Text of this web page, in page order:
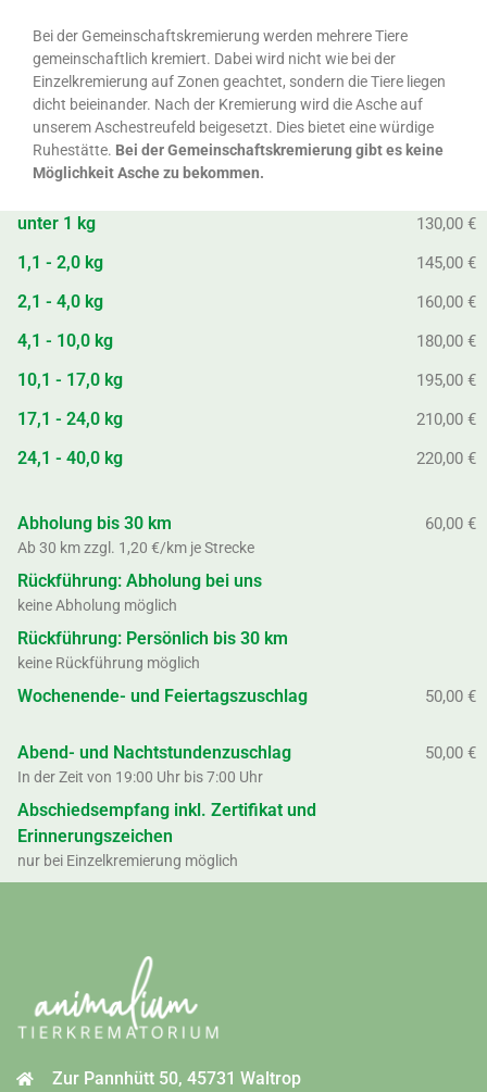
Bei der Gemeinschaftskremierung werden mehrere Tiere
gemeinschaftlich kremiert. Dabei wird nicht wie bei der
Einzelkremierung auf Zonen geachtet, sondern die Tiere liegen
dicht beieinander. Nach der Kremierung wird die Asche auf
unserem Aschestreufeld beigesetzt. Dies bietet eine würdige
Ruhestätte. Bei der Gemeinschaftskremierung gibt es keine
Möglichkeit Asche zu bekommen.
unter 1 kg 130,00 €
1,1 - 2,0 kg 145,00 €
2,1 - 4,0 kg 160,00 €
4,1 - 10,0 kg 180,00 €
10,1 - 17,0 kg 195,00 €
17,1 - 24,0 kg 210,00 €
24,1 - 40,0 kg 220,00 €
Abholung bis 30 km 60,00 €
Ab 30 km zzgl. 1,20 €/km je Strecke
Rückführung: Abholung bei uns
keine Abholung möglich
Rückführung: Persönlich bis 30 km
keine Rückführung möglich
Wochenende- und Feiertagszuschlag 50,00 €
Abend- und Nachtstundenzuschlag 50,00 €
In der Zeit von 19:00 Uhr bis 7:00 Uhr
Abschiedsempfang inkl. Zertifikat und
Erinnerungszeichen
nur bei Einzelkremierung möglich
Zur Pannhütt 50, 45731 Waltrop